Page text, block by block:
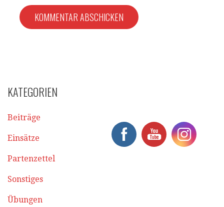
KATEGORIEN
Beiträge
Einsätze
Partenzettel
Sonstiges
Übungen